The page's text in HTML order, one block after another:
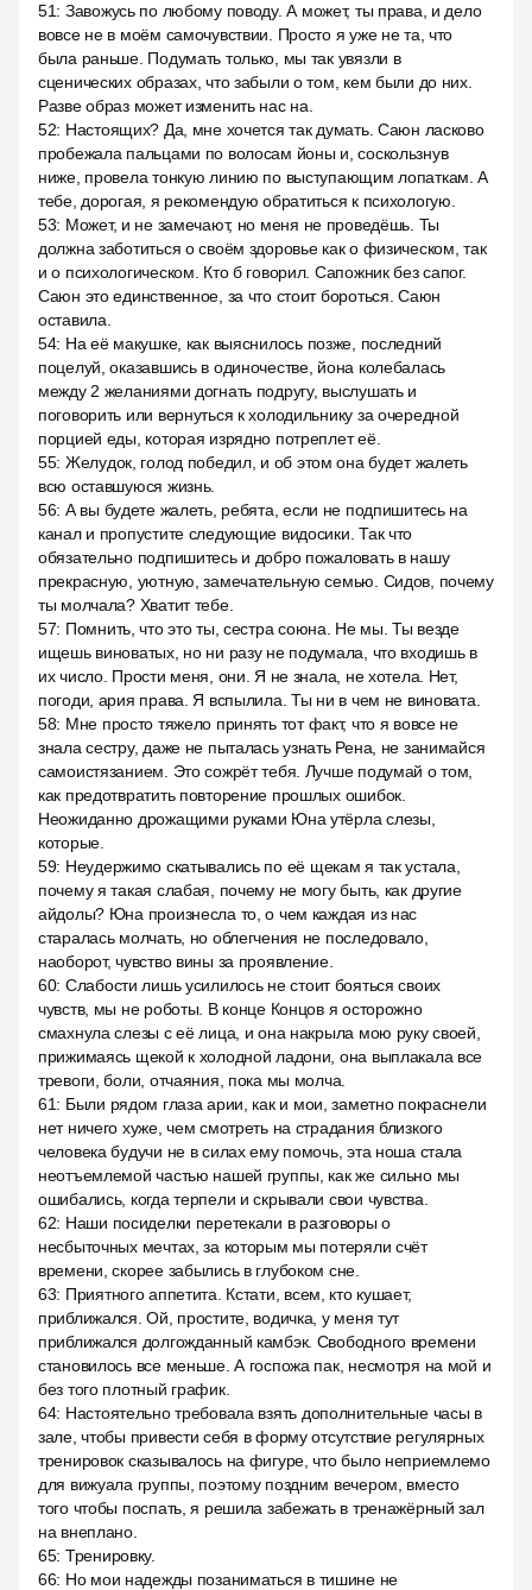
51: Завожусь по любому поводу. А может, ты права, и дело
вовсе не в моём самочувствии. Просто я уже не та, что
была раньше. Подумать только, мы так увязли в
сценических образах, что забыли о том, кем были до них.
Разве образ может изменить нас на.
52: Настоящих? Да, мне хочется так думать. Саюн ласково
пробежала пальцами по волосам йоны и, соскользнув
ниже, провела тонкую линию по выступающим лопаткам. А
тебе, дорогая, я рекомендую обратиться к психологую.
53: Может, и не замечают, но меня не проведёшь. Ты
должна заботиться о своём здоровье как о физическом, так
и о психологическом. Кто б говорил. Сапожник без сапог.
Саюн это единственное, за что стоит бороться. Саюн
оставила.
54: На её макушке, как выяснилось позже, последний
поцелуй, оказавшись в одиночестве, йона колебалась
между 2 желаниями догнать подругу, выслушать и
поговорить или вернуться к холодильнику за очередной
порцией еды, которая изрядно потреплет её.
55: Желудок, голод победил, и об этом она будет жалеть
всю оставшуюся жизнь.
56: А вы будете жалеть, ребята, если не подпишитесь на
канал и пропустите следующие видосики. Так что
обязательно подпишитесь и добро пожаловать в нашу
прекрасную, уютную, замечательную семью. Сидов, почему
ты молчала? Хватит тебе.
57: Помнить, что это ты, сестра союна. Не мы. Ты везде
ищешь виноватых, но ни разу не подумала, что входишь в
их число. Прости меня, они. Я не знала, не хотела. Нет,
погоди, ария права. Я вспылила. Ты ни в чем не виновата.
58: Мне просто тяжело принять тот факт, что я вовсе не
знала сестру, даже не пыталась узнать Рена, не занимайся
самоистязанием. Это сожрёт тебя. Лучше подумай о том,
как предотвратить повторение прошлых ошибок.
Неожиданно дрожащими руками Юна утёрла слезы,
которые.
59: Неудержимо скатывались по её щекам я так устала,
почему я такая слабая, почему не могу быть, как другие
айдолы? Юна произнесла то, о чем каждая из нас
старалась молчать, но облегчения не последовало,
наоборот, чувство вины за проявление.
60: Слабости лишь усилилось не стоит бояться своих
чувств, мы не роботы. В конце Концов я осторожно
смахнула слезы с её лица, и она накрыла мою руку своей,
прижимаясь щекой к холодной ладони, она выплакала все
тревоги, боли, отчаяния, пока мы молча.
61: Были рядом глаза арии, как и мои, заметно покраснели
нет ничего хуже, чем смотреть на страдания близкого
человека будучи не в силах ему помочь, эта ноша стала
неотъемлемой частью нашей группы, как же сильно мы
ошибались, когда терпели и скрывали свои чувства.
62: Наши посиделки перетекали в разговоры о
несбыточных мечтах, за которым мы потеряли счёт
времени, скорее забылись в глубоком сне.
63: Приятного аппетита. Кстати, всем, кто кушает,
приближался. Ой, простите, водичка, у меня тут
приближался долгожданный камбэк. Свободного времени
становилось все меньше. А госпожа пак, несмотря на мой и
без того плотный график.
64: Настоятельно требовала взять дополнительные часы в
зале, чтобы привести себя в форму отсутствие регулярных
тренировок сказывалось на фигуре, что было неприемлемо
для вижуала группы, поэтому поздним вечером, вместо
того чтобы поспать, я решила забежать в тренажёрный зал
на внеплано.
65: Тренировку.
66: Но мои надежды позаниматься в тишине не